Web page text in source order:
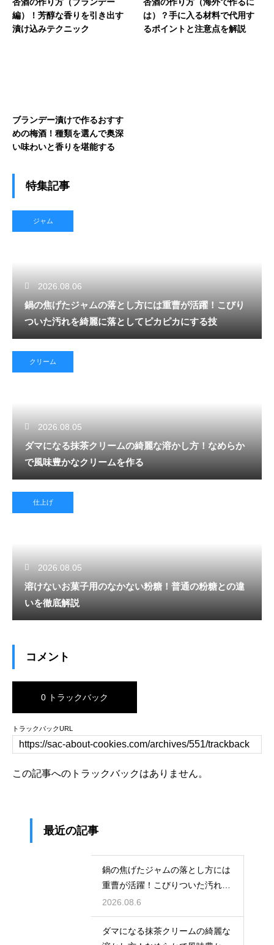
編）！芳醇な香りを引き出す
漬け込みテクニック
は）？手に入る材料で代用す
るポイントと注意点を解説
ブランデー漬けで作るおすす
めの梅酒！種類を選んで奥深
い味わいと香りを堪能する
特集記事
ジャム
2026.08.06
鍋の焦げたジャムの落とし方には重曹が活躍！こびり
ついた汚れを綺麗に落としてピカピカにする技
クリーム
2026.08.05
ダマになる抹茶クリームの綺麗な溶かし方！なめらか
で風味豊かなクリームを作る
仕上げ
2026.08.05
溶けないお菓子用のなかない粉糖！普通の粉糖との違
いを徹底解説
コメント
0 トラックバック
トラックバックURL
この記事へのトラックバックはありません。
最近の記事
鍋の焦げたジャムの落とし方には
重曹が活躍！こびりついた汚れを
綺麗に落としてピカピカにする技
2026.08.6
ダマになる抹茶クリームの綺麗な